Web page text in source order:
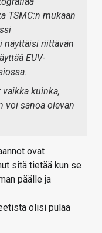
TSMC:n mukaan
näyttäisi riittävän
EUV-
kuinka,
voi sanoa olevan
ovat
sitä tietää kun se
päälle ja
olisi pulaa